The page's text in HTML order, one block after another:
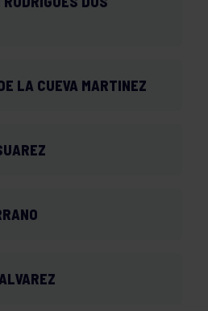
LA CUEVA MARTINEZ